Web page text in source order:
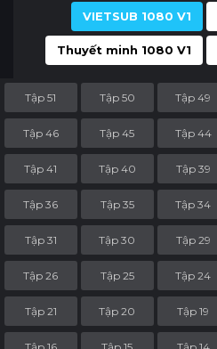
VIETSUB 1080 V1
Thuyết minh 1080 V1
Tập 51 Tập 50 Tập 49
Tập 46 Tập 45 Tập 44
Tập 41 Tập 40 Tập 39
Tập 36 Tập 35 Tập 34
Tập 31 Tập 30 Tập 29
Tập 26 Tập 25 Tập 24
Tập 21 Tập 20 Tập 19
Tập 16 Tập 15 Tập 14